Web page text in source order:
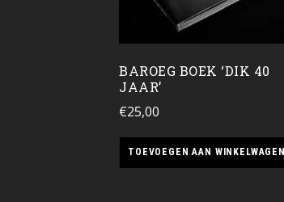
BAROEG BOEK ‘DIK 40
JAAR’
€25,00
TOEVOEGEN AAN WINKELWAGEN